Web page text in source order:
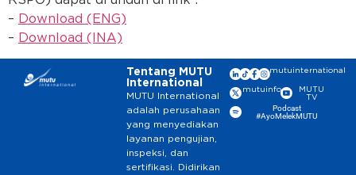
– Download (ENG)
– Download (INA)
Tentang MUTU
International
MUTU International
adalah perusahaan
yang menyediakan
layanan pengujian,
inspeksi, dan
sertifikasi. Didirikan
mutuinternational
mutuinfo
MUTU
TV
Podcast
#AyoMelekMUTU